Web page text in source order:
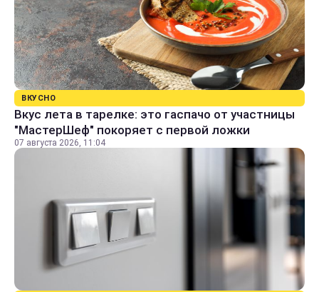
ВКУСНО
Вкус лета в тарелке: это гаспачо от участницы
"МастерШеф" покоряет с первой ложки
07 августа 2026, 11:04